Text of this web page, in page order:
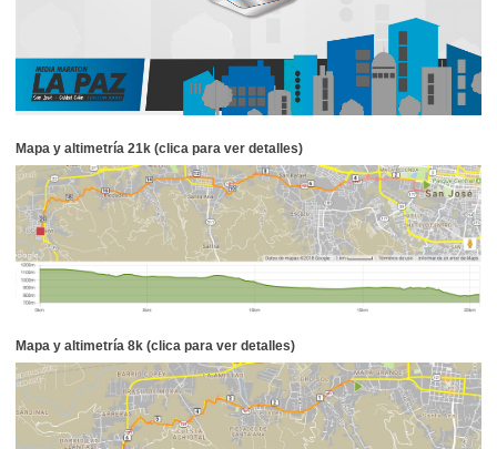
Mapa y altimetría 21k (clica para ver detalles)
Mapa y altimetría 8k (clica para ver detalles)